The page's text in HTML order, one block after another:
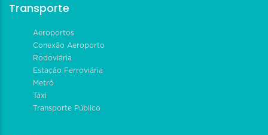
Transporte
Aeroportos
Conexão Aeroporto
Rodoviária
Estação Ferroviária
Metrô
Táxi
Transporte Público